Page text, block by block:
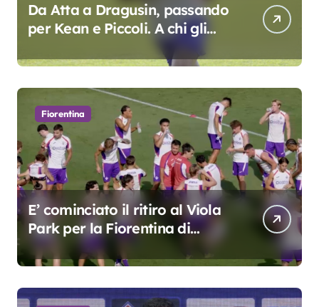
Da Atta a Dragusin, passando
per Kean e Piccoli. A chi gli
oscar del precampionato?
Fiorentina
E’ cominciato il ritiro al Viola
Park per la Fiorentina di
Grosso